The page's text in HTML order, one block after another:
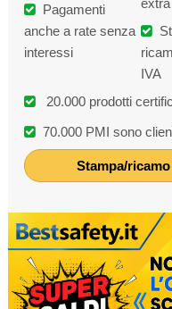
Pagamenti
anche a rate senza
interessi
extra
IVA
20.000 prodotti
70.000 PMI sono
Stampa/